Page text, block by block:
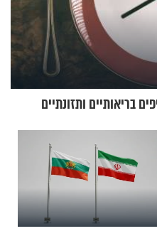
בריאותיים ותזונתיים